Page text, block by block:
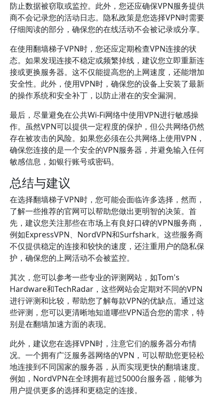
防止数据被窃取或监控。此外，您还应确保VPN服务提供
商不会记录您的活动日志。隐私政策是您选择VPN时需要
仔细阅读的部分，确保您的在线活动不会被记录或分享。
在使用翻墙梯子VPN时，您还应定期检查VPN连接的状
态。如果发现连接不稳定或频繁掉线，建议您立即重新连
接或更换服务器。这不仅能提高您的上网速度，还能增加
安全性。此外，使用VPN时，确保您的设备上安装了最新
的操作系统和安全补丁，以防止潜在的安全漏洞。
最后，尽量避免在公共Wi-Fi网络中使用VPN进行敏感操
作。虽然VPN可以提供一定程度的保护，但公共网络仍然
存在被攻击的风险。如果您必须在公共网络上使用VPN，
确保您连接的是一个安全的VPN服务器，并避免输入任何
敏感信息，如银行账号或密码。
总结与建议
在选择翻墙梯子VPN时，您可能会面临许多选择，然而，
了解一些推荐的官网可以帮助您做出更明智的决策。首
先，建议您关注那些在市场上有良好口碑的VPN服务商，
例如ExpressVPN、NordVPN和Surfshark。这些服务商
不仅提供稳定的连接和较快的速度，还注重用户的隐私保
护，确保您的上网活动不会被监控。
其次，您可以参考一些专业的评测网站，如Tom's
Hardware和TechRadar，这些网站会定期对不同的VPN
进行评测和比较，帮助您了解每款VPN的优缺点。通过这
些评测，您可以更清晰地知道哪些VPN适合您的需求，特
别是在翻墙加速方面的表现。
此外，建议您在选择VPN时，注意它们的服务器分布情
况。一个拥有广泛服务器网络的VPN，可以帮助您更轻松
地连接到不同国家的服务器，从而实现更快的翻墙速度。
例如，NordVPN在全球拥有超过5000台服务器，能够为
用户提供更多的选择和更稳定的连接。